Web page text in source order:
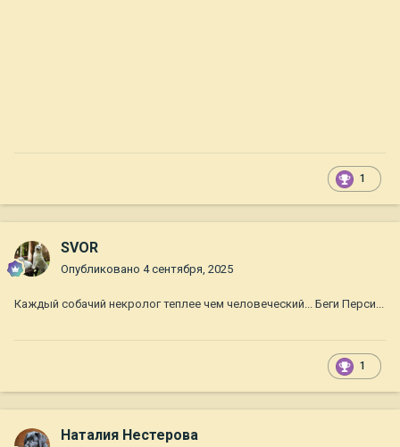
1
SVOR
Опубликовано 4 сентября, 2025
Каждый собачий некролог теплее чем человеческий... Беги Перси...
1
Наталия Нестерова